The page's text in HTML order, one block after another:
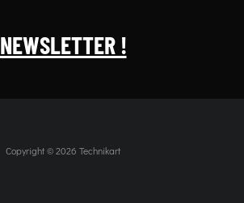
NEWSLETTER !
Copyright © 2026 Technikart